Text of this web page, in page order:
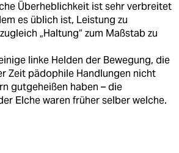
Überheblichkeit ist sehr verbreitet
es üblich ist, Leistung zu
„Haltung“ zum Maßstab zu
linke Helden der Bewegung, die
Zeit pädophile Handlungen nicht
gutgeheißen haben – die
Elche waren früher selber welche.